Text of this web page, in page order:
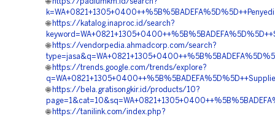
🌐 https://padiumkm.id/search?
🌐 https://katalog.inaproc.id/search?
🌐 https://vendorpedia.ahmadcorp.com/search?
🌐 https://trends.google.com/trends/explore?
🌐 https://bela.gratisongkir.id/products/10?
🌐 https://tanilink.com/index.php?